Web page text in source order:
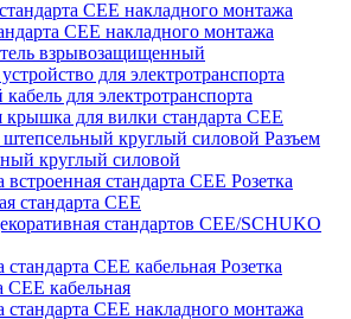
CEE накладного монтажа
взрывозащищенный
для электротранспорта
для электротранспорта
крышка для вилки стандарта CEE
Разъем
круглый силовой
Розетка
стандарта CEE
стандартов CEE/SCHUKO
Розетка
СЕЕ кабельная